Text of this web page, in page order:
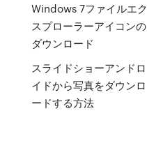
Windows 7ファイルエク
スプローラーアイコンの
ダウンロード
スライドショーアンドロ
イドから写真をダウンロ
ードする方法